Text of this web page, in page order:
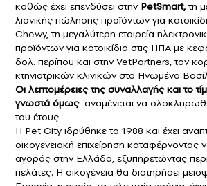
καθώς έχει επενδύσει στην PetSmart,τη
λιανικής πώλησης προϊόντων για
Chewy, τη μεγαλύτερη εταιρεία
προϊόντων για κατοικίδια στις ΗΠΑ με
δολ. περίπου και στην VetPartners, τον
κτηνιατρικών κλινικών στο Ηνωμένο
Οι λεπτομέρειες της συναλλαγής και το
γνωστά όμωςαναμένεται να
του έτους.
H Pet City ιδρύθηκε το 1988 και έχει
οικογενειακή επιχείρηση καταφέρνοντας
αγοράς στην Ελλάδα, εξυπηρετώντας
πελάτες. Η οικογένεια θα διατηρήσει